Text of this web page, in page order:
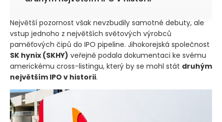
Největší pozornost však nevzbudily samotné debuty, ale
vstup jednoho z největších světových výrobců
paměťových čipů do IPO pipeline. Jihokorejská společnost
SK hynix (SKHY) veřejně podala dokumentaci ke svému
americkému cross-listingu, který by se mohl stát druhým
největším IPO v historii.